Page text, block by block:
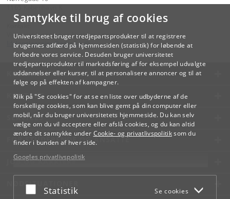
Samtykke til brug af cookies
Universitetet bruger tredjepartsprodukter til at registrere
brugernes adfærd på hjemmesiden (statistik) for løbende at
forbedre vores service. Desuden bruger universitetet
tredjepartsprodukter til markedsføring af for eksempel udvalgte
uddannelser eller kurser, til at personalisere annoncer og til at
følge op på effekten af kampagner.
Klik på "Se cookies" for at se en liste over udbyderne af de
forskellige cookies, som kan blive gemt på din computer eller
mobil, når du bruger universitetets hjemmeside. Du kan selv
vælge om du vil acceptere eller afslå cookies, og du kan altid
ændre dit samtykke under Cookie- og privatlivspolitiksom du
finder i bunden af hver side.
Googles privatlivspolitik
Acceptér eller afslå
Statistik Se cookies
Videreuddannelse og Livslang Læring
lifelonglearning@adm.ku.dk
KØBENHAVNS UNIVERSITET
KONTAKT
SERVICES
FOR STUDERENDE OG ANSATTE
JOB OG KARRIERE
NØDSITUATIONER